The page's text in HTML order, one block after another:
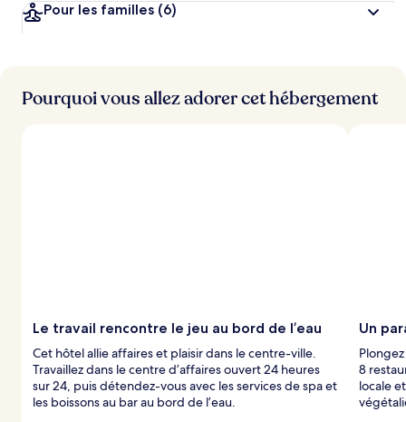
v
Pour les familles (6)
Pourquoi vous allez adorer cet hébergement
Le travail rencontre le jeu au bord de l’eau
Cet hôtel allie affaires et plaisir dans le centre-ville.
Travaillez dans le centre d’affaires ouvert 24 heures
sur 24, puis détendez-vous avec les services de spa et
les boissons au bar au bord de l’eau.
Un
8
locale